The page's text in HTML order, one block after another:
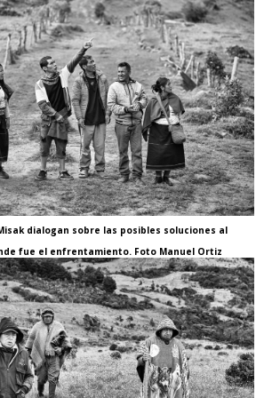
dialogan sobre las posibles soluciones al
fue el enfrentamiento. Foto Manuel Ortiz